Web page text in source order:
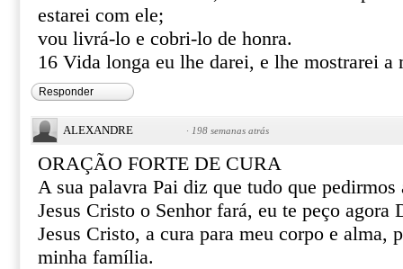
estarei com ele;
vou livrá-lo e cobri-lo de honra.
16 Vida longa eu lhe darei, e lhe mostrarei a
Responder
ALEXANDRE · 198 semanas atrás
ORAÇÃO FORTE DE CURA
A sua palavra Pai diz que tudo que pedirmos
Jesus Cristo o Senhor fará, eu te peço agora
Jesus Cristo, a cura para meu corpo e alma,
minha família.